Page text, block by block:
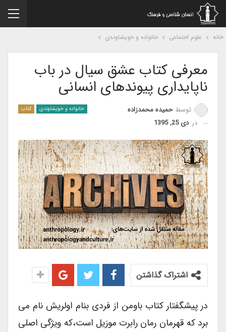
علوم اجتماعی خانواده و خویشاوندی
معرفی کتاب عشق سیال در باب
ناپایداری پیوندهای انسانی
خانواده و خویشاوندی کتاب توسطحمیده محمدزاده
دردی 25, 1395
اشتراک گذاشتن
در پیشگفتار کتاب باومن از فردی بنام اولریش نام می
برد که قهرمان رمان رابرت موزیل است،که ویژگی اصلی